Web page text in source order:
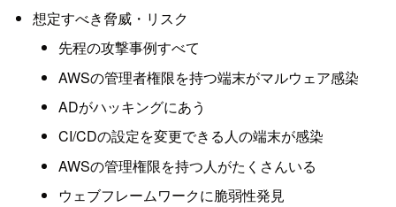
想定すべき脅威・リスク
先程の攻撃事例すべて
AWSの管理者権限を持つ端末がマルウェア感染
ADがハッキングにあう
CI/CDの設定を変更できる人の端末が感染
AWSの管理権限を持つ人がたくさんいる
ウェブフレームワークに脆弱性発見